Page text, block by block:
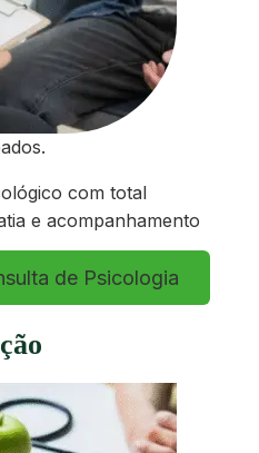
com total
e acompanhamento
de Psicologia